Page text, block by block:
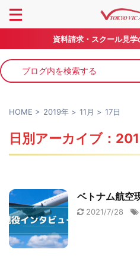
資料請求・スクール見
HOME > 2019年 > 11月 > 17日
日別アーカイブ：
ベトナム航空
2021/7/28